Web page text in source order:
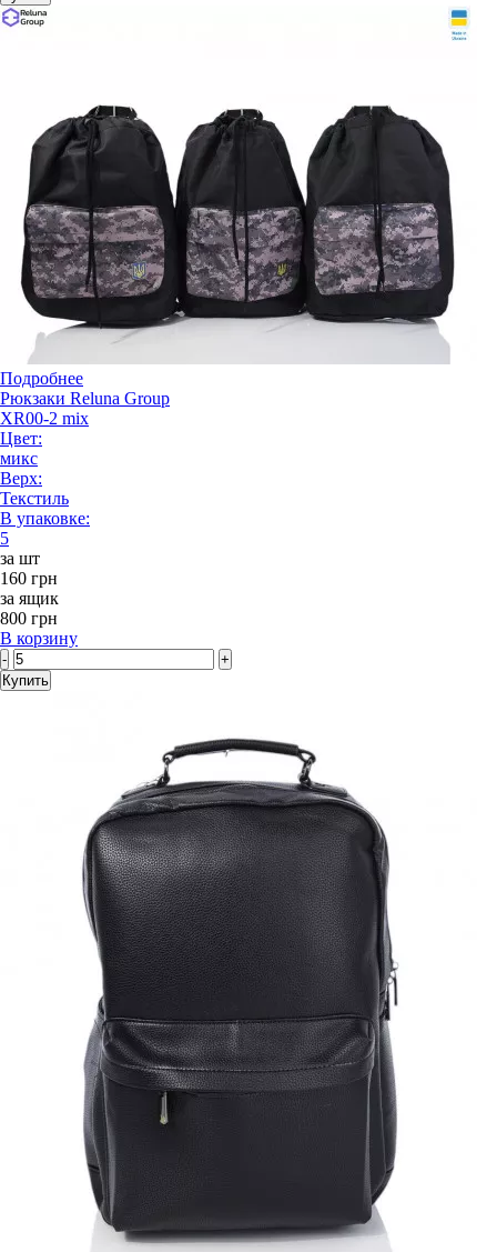
Подробнее
Рюкзаки Reluna Group
XR00-2 mix
Цвет:
микс
Верх:
Текстиль
В упаковке:
5
за шт
160 грн
за ящик
800 грн
В корзину
-
+
Купить